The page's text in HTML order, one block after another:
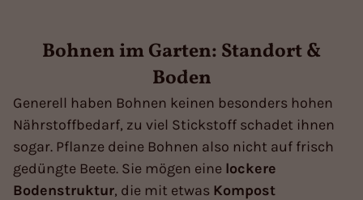
Bohnen im Garten: Standort &
Boden
Generell haben Bohnen keinen besonders hohen
Nährstoffbedarf, zu viel Stickstoff schadet ihnen
sogar. Pflanze deine Bohnen also nicht auf frisch
gedüngte Beete. Sie mögen eine lockere
Bodenstruktur, die mit etwas Kompost